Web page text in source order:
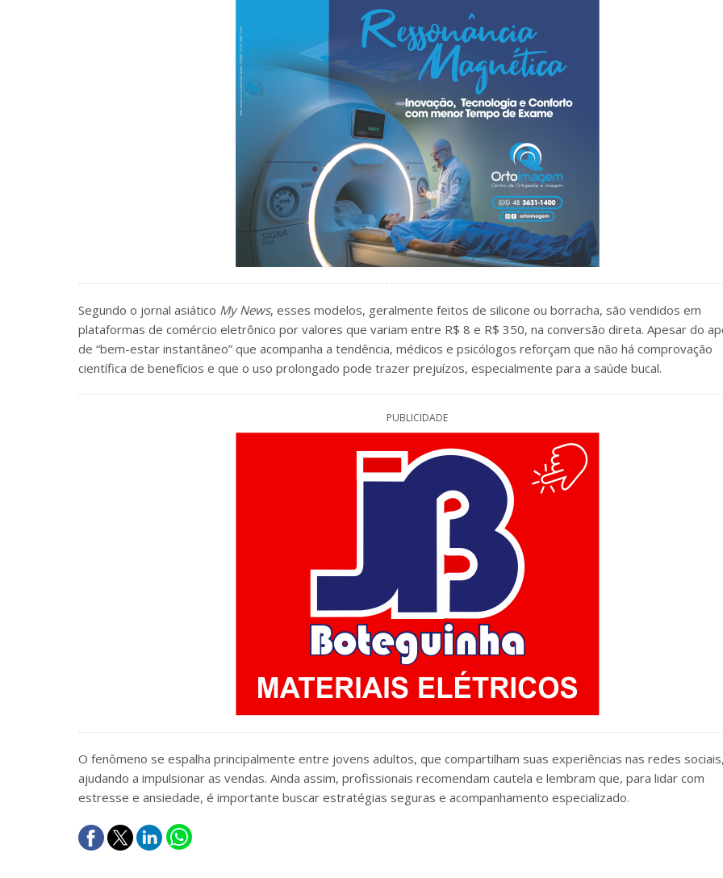
Segundo o jornal asiático My News, esses modelos, geralmente feitos de silicone ou borracha, são vendidos em
plataformas de comércio eletrônico por valores que variam entre R$ 8 e R$ 350, na conversão direta. Apesar do
de “bem-estar instantâneo” que acompanha a tendência, médicos e psicólogos reforçam que não há comprovação
científica de benefícios e que o uso prolongado pode trazer prejuízos, especialmente para a saúde bucal.
PUBLICIDADE
O fenômeno se espalha principalmente entre jovens adultos, que compartilham suas experiências nas redes
ajudando a impulsionar as vendas. Ainda assim, profissionais recomendam cautela e lembram que, para lidar com
estresse e ansiedade, é importante buscar estratégias seguras e acompanhamento especializado.